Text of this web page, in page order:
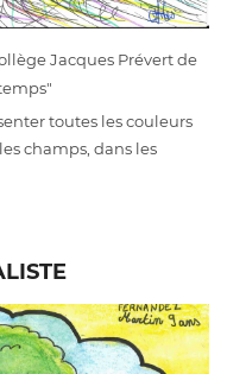
Jacques Prévert de
toutes les couleurs
champs, dans les